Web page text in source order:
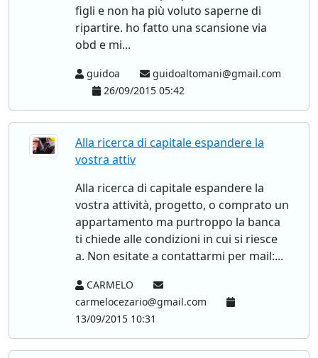
figli e non ha più voluto saperne di
ripartire. ho fatto una scansione via
obd e mi...
guidoa
guidoaltomani@gmail.com
26/09/2015 05:42
Alla ricerca di capitale espandere la
vostra attiv
Alla ricerca di capitale espandere la
vostra attività, progetto, o comprato un
appartamento ma purtroppo la banca
ti chiede alle condizioni in cui si riesce
a. Non esitate a contattarmi per mail:...
CARMELO
carmelocezario@gmail.com
13/09/2015 10:31